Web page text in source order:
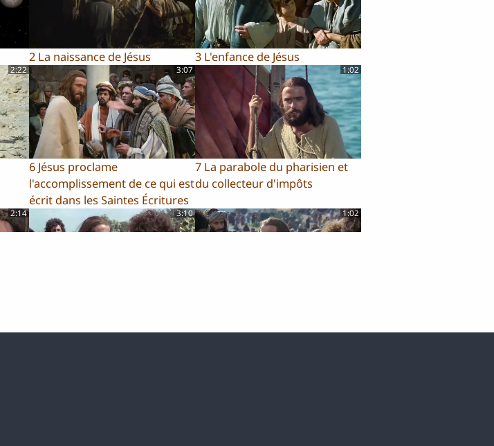
2 La naissance de Jésus 3 L'enfance de Jésus
2:22 3:07
6 Jésus proclame
l'accomplissement de ce qui est
écrit dans les Saintes Écritures
1:02
7 La parabole du pharisien et
du collecteur d'impôts
2:14 3:10 1:02